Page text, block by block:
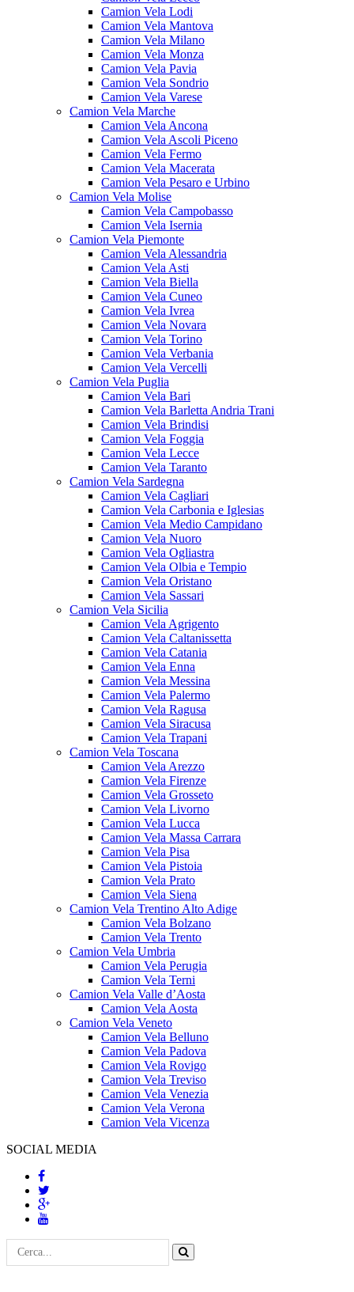
Camion Vela Lodi
Camion Vela Mantova
Camion Vela Milano
Camion Vela Monza
Camion Vela Pavia
Camion Vela Sondrio
Camion Vela Varese
Camion Vela Marche
Camion Vela Ancona
Camion Vela Ascoli Piceno
Camion Vela Fermo
Camion Vela Macerata
Camion Vela Pesaro e Urbino
Camion Vela Molise
Camion Vela Campobasso
Camion Vela Isernia
Camion Vela Piemonte
Camion Vela Alessandria
Camion Vela Asti
Camion Vela Biella
Camion Vela Cuneo
Camion Vela Ivrea
Camion Vela Novara
Camion Vela Torino
Camion Vela Verbania
Camion Vela Vercelli
Camion Vela Puglia
Camion Vela Bari
Camion Vela Barletta Andria Trani
Camion Vela Brindisi
Camion Vela Foggia
Camion Vela Lecce
Camion Vela Taranto
Camion Vela Sardegna
Camion Vela Cagliari
Camion Vela Carbonia e Iglesias
Camion Vela Medio Campidano
Camion Vela Nuoro
Camion Vela Ogliastra
Camion Vela Olbia e Tempio
Camion Vela Oristano
Camion Vela Sassari
Camion Vela Sicilia
Camion Vela Agrigento
Camion Vela Caltanissetta
Camion Vela Catania
Camion Vela Enna
Camion Vela Messina
Camion Vela Palermo
Camion Vela Ragusa
Camion Vela Siracusa
Camion Vela Trapani
Camion Vela Toscana
Camion Vela Arezzo
Camion Vela Firenze
Camion Vela Grosseto
Camion Vela Livorno
Camion Vela Lucca
Camion Vela Massa Carrara
Camion Vela Pisa
Camion Vela Pistoia
Camion Vela Prato
Camion Vela Siena
Camion Vela Trentino Alto Adige
Camion Vela Bolzano
Camion Vela Trento
Camion Vela Umbria
Camion Vela Perugia
Camion Vela Terni
Camion Vela Valle d’Aosta
Camion Vela Aosta
Camion Vela Veneto
Camion Vela Belluno
Camion Vela Padova
Camion Vela Rovigo
Camion Vela Treviso
Camion Vela Venezia
Camion Vela Verona
Camion Vela Vicenza
SOCIAL MEDIA